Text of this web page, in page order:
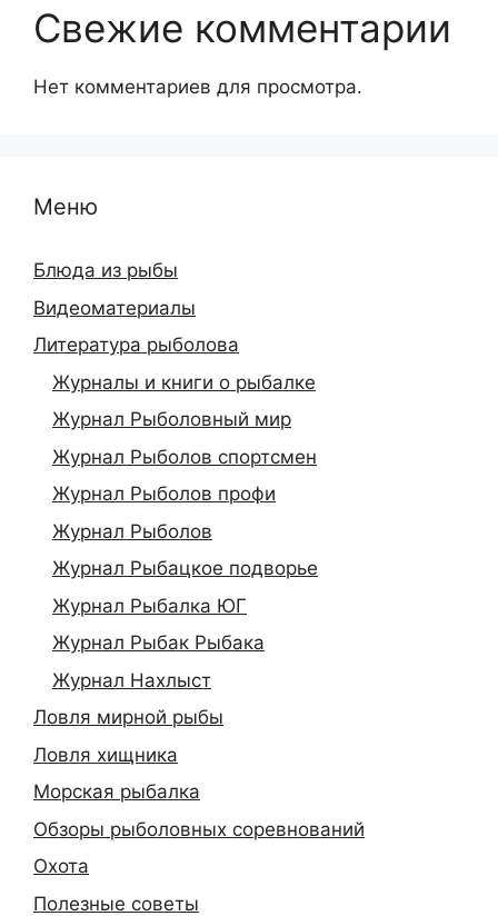
Свежие комментарии
Нет комментариев для просмотра.
Меню
Блюда из рыбы
Видеоматериалы
Литература рыболова
Журналы и книги о рыбалке
Журнал Рыболовный мир
Журнал Рыболов спортсмен
Журнал Рыболов профи
Журнал Рыболов
Журнал Рыбацкое подворье
Журнал Рыбалка ЮГ
Журнал Рыбак Рыбака
Журнал Нахлыст
Ловля мирной рыбы
Ловля хищника
Морская рыбалка
Обзоры рыболовных соревнований
Охота
Полезные советы